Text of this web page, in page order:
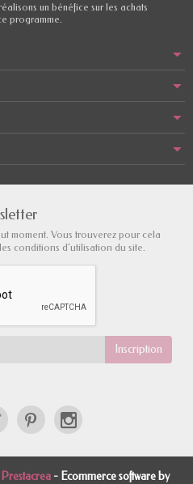
un bénéfice sur les achats
programme.
moment. Vous trouverez pour cela
conditions d'utilisation du site.
Prestacrea - Ecommerce software by